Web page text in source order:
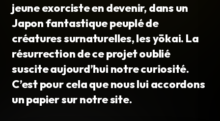
jeune exorciste en devenir, dans un
Japon fantastique peuplé de
créatures surnaturelles, les yōkai. La
résurrection de ce projet oublié
suscite aujourd’hui notre curiosité.
C’est pour cela que nous lui accordons
un papier sur notre site.